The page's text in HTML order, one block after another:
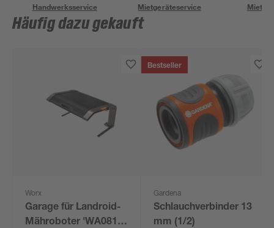
Handwerksservice Mietgeräteservice
Häufig dazu gekauft
Worx
Garage für Landroid-
Mähroboter 'WA0810'
Bestseller
Gardena
Schlauchverbinder 13
mm (1/2)